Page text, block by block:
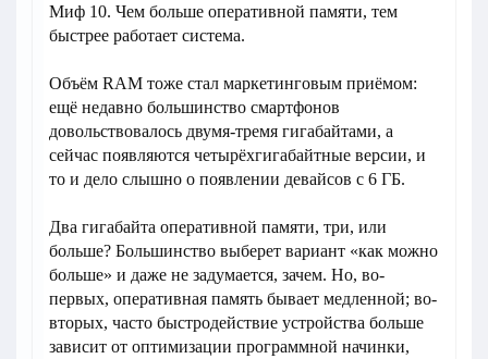
Миф 10. Чем больше оперативной памяти, тем
быстрее работает система.
Объём RAM тоже стал маркетинговым приёмом:
ещё недавно большинство смартфонов
довольствовалось двумя-тремя гигабайтами, а
сейчас появляются четырёхгигабайтные версии, и
то и дело слышно о появлении девайсов с 6 ГБ.
Два гигабайта оперативной памяти, три, или
больше? Большинство выберет вариант «как можно
больше» и даже не задумается, зачем. Но, во-
первых, оперативная память бывает медленной; во-
вторых, часто быстродействие устройства больше
зависит от оптимизации программной начинки,